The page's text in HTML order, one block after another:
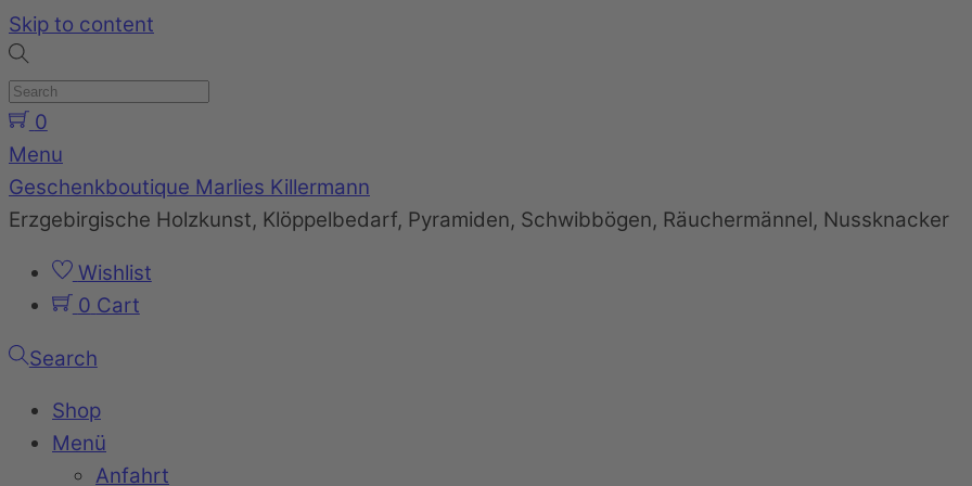
Skip to content
0
Menu
Geschenkboutique Marlies Killermann
Erzgebirgische Holzkunst, Klöppelbedarf, Pyramiden, Schwibbögen, Räuchermännel, Nussknacker
Wishlist
0 Cart
Search
Shop
Menü
Anfahrt